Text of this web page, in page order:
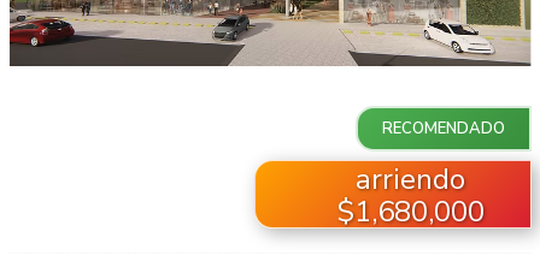
RECOMENDADO
arriendo
$1,680,000